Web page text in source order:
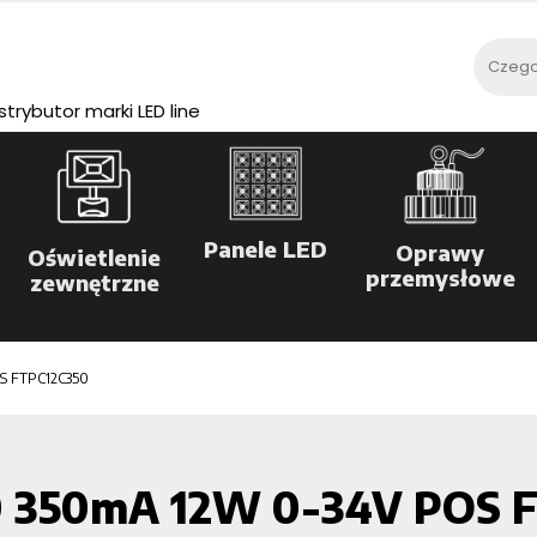
marki LED line
Oświetlenie
zewnętrzne
Panele LED
Oprawy
przemysłowe
FTPC12C350
350mA 12W 0-34V POS